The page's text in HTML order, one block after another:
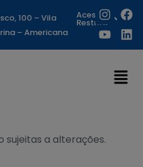
100 – Vila
– Americana
Acesso
Restrito
sujeitas a alterações.